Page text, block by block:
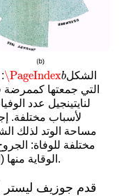
الشكل \PageIndexb
\PageIndexb
التي جمعتها
لنايتينجيل عدد
لأسباب مختلفة.
مساحة الوتد لذلك
مختلفة للوفاة:
الوقاية منها (الرمادي) وجميع الأسباب الأخرى (البني).
قدم جوزيف ليستر